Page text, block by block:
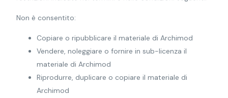
Non è consentito:
Copiare o ripubblicare il materiale di Archimod
Vendere, noleggiare o fornire in sub-licenza il
materiale di Archimod
Riprodurre, duplicare o copiare il materiale di
Archimod